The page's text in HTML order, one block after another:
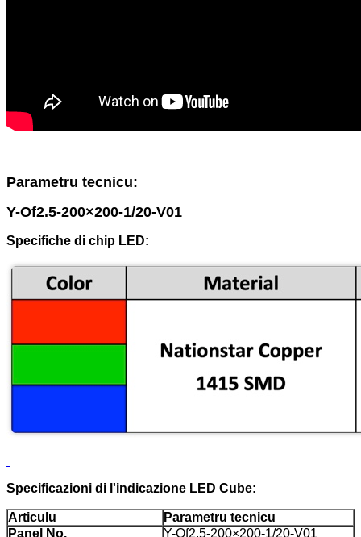
Parametru tecnicu:
Y-Of2.5-200×200-1/20-V01
Specifiche di chip LED:
Specificazioni di l'indicazione LED Cube:
Articulu
Parametru tecnicu
Panel No.
Y-Of2.5-200×200-1/20-V01